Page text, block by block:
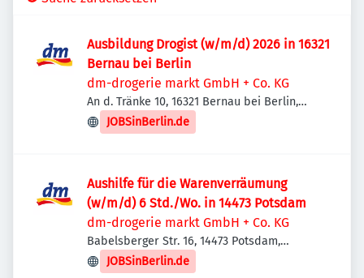
Ausbildung Drogist (w/m/d) 2026 in 16321
Bernau bei Berlin
dm-drogerie markt GmbH + Co. KG
An d. Tränke 10, 16321 Bernau bei Berlin,
Deutschland
JOBSinBerlin.de
Aushilfe für die Warenverräumung
(w/m/d) 6 Std./Wo. in 14473 Potsdam
dm-drogerie markt GmbH + Co. KG
Babelsberger Str. 16, 14473 Potsdam,
Deutschland
JOBSinBerlin.de